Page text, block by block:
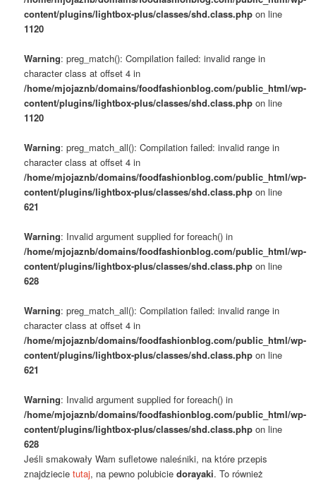
content/plugins/lightbox-plus/classes/shd.class.php on line
1120
Warning: preg_match(): Compilation failed: invalid range in
character class at offset 4 in
/home/mjojaznb/domains/foodfashionblog.com/public_html/wp-
content/plugins/lightbox-plus/classes/shd.class.php on line
1120
Warning: preg_match_all(): Compilation failed: invalid range in
character class at offset 4 in
/home/mjojaznb/domains/foodfashionblog.com/public_html/wp-
content/plugins/lightbox-plus/classes/shd.class.php on line
621
Warning: Invalid argument supplied for foreach() in
/home/mjojaznb/domains/foodfashionblog.com/public_html/wp-
content/plugins/lightbox-plus/classes/shd.class.php on line
628
Warning: preg_match_all(): Compilation failed: invalid range in
character class at offset 4 in
/home/mjojaznb/domains/foodfashionblog.com/public_html/wp-
content/plugins/lightbox-plus/classes/shd.class.php on line
621
Warning: Invalid argument supplied for foreach() in
/home/mjojaznb/domains/foodfashionblog.com/public_html/wp-
content/plugins/lightbox-plus/classes/shd.class.php on line
628
Jeśli smakowały Wam sufletowe naleśniki, na które przepis
znajdziecietutaj, na pewno polubiciedorayaki. To również